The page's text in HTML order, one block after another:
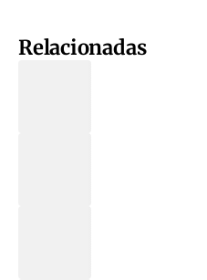
Relacionadas